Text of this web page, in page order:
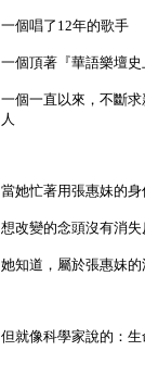
一個唱了12年的歌手
一個頂著『華語樂壇
一個一直以來，不斷
人
當她忙著用張惠妹的
想改變的念頭沒有消
她知道，屬於張惠妹
但就像科學家說的：